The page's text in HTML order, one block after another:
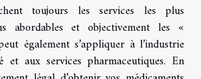
toujours les services les plus
abordables et objectivement les «
également s’appliquer à l’industrie
et aux services pharmaceutiques. En